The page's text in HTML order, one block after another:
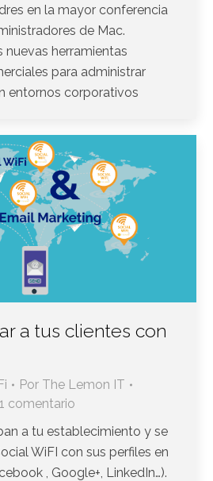
en la mayor conferencia
de Mac.
nuevas herramientas
para administrar
entornos corporativos
a tus clientes con
Por The Lemon IT
1 comentario
a tu establecimiento y se
WiFI con sus perfiles en
, Google+, LinkedIn…).